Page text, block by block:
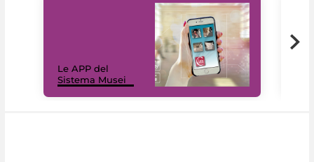
Le APP del
Sistema Musei